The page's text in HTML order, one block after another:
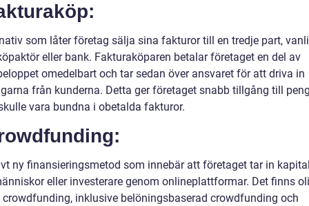
som låter företag sälja sina fakturor till en tredje part,
eller bank. Fakturaköparen betalar företaget en del av
omedelbart och tar sedan över ansvaret för att driva in
från kunderna. Detta ger företaget snabb tillgång till
vara bundna i obetalda fakturor.
ny finansieringsmetod som innebär att företaget tar in
eller investerare genom onlineplattformar. Det finns
crowdfunding, inklusive belöningsbaserad crowdfunding och